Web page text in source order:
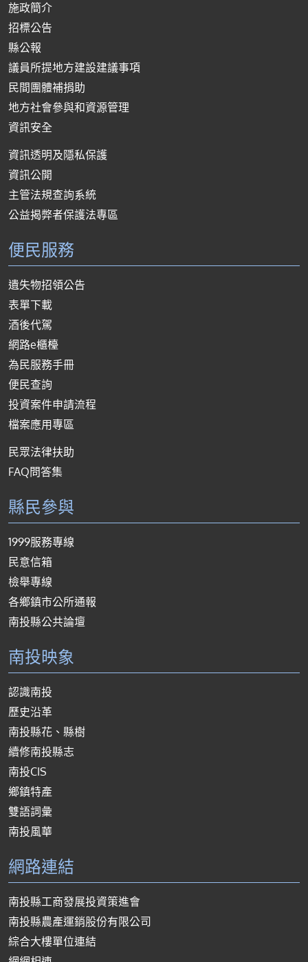
施政簡介
招標公告
縣公報
議員所提地方建設建議事項
民間團體補捐助
地方社會參與和資源管理
資訊安全
資訊透明及隱私保護
資訊公開
主管法規查詢系統
公益揭弊者保護法專區
便民服務
遺失物招領公告
表單下載
酒後代駕
網路e櫃檯
為民服務手冊
便民查詢
投資案件申請流程
檔案應用專區
民眾法律扶助
FAQ問答集
縣民參與
1999服務專線
民意信箱
檢舉專線
各鄉鎮市公所通報
南投縣公共論壇
南投映象
認識南投
歷史沿革
南投縣花、縣樹
續修南投縣志
南投CIS
鄉鎮特產
雙語詞彙
南投風華
網路連結
南投縣工商發展投資策進會
南投縣農產運銷股份有限公司
綜合大樓單位連結